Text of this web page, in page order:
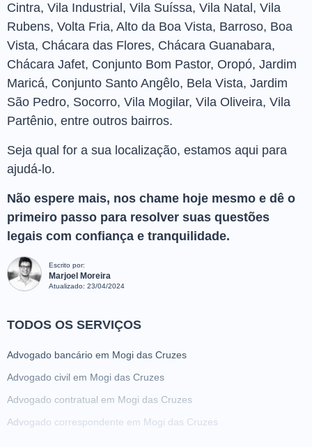
Cintra, Vila Industrial, Vila Suíssa, Vila Natal, Vila
Rubens, Volta Fria, Alto da Boa Vista, Barroso, Boa
Vista, Chácara das Flores, Chácara Guanabara,
Chácara Jafet, Conjunto Bom Pastor, Oropó, Jardim
Maricá, Conjunto Santo Angêlo, Bela Vista, Jardim
São Pedro, Socorro, Vila Mogilar, Vila Oliveira, Vila
Partênio, entre outros bairros.
Seja qual for a sua localização, estamos aqui para
ajudá-lo.
Não espere mais, nos chame hoje mesmo e dê o
primeiro passo para resolver suas questões
legais com confiança e tranquilidade.
Escrito por:
Marjoel Moreira
Atualizado: 23/04/2024
TODOS OS SERVIÇOS
Advogado bancário em Mogi das Cruzes
Advogado civil em Mogi das Cruzes
Advogado contratual em Mogi das Cruzes
Advogado correspondente em Mogi das Cruzes